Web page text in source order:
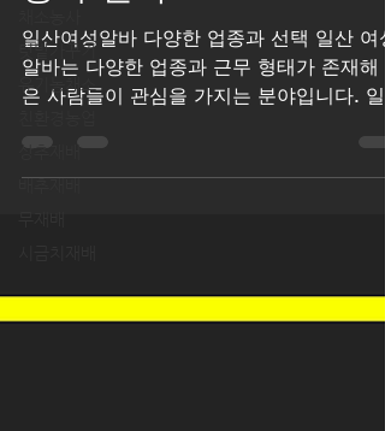
텃밭가꾸기
유기농채소
상추재배
종과 선택
일산여성알바 다양한 업종과 선택 일산 여
알바는 다양한 업종과 근무 형태가 존재해
은 사람들이 관심을 가지는 분야입니다. 일